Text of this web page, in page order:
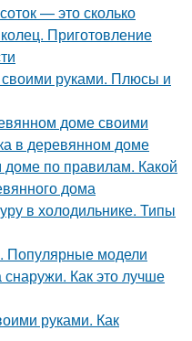
— это сколько
Приготовление
руками. Плюсы и
доме своими
в деревянном доме
по правилам. Какой
дома
в холодильнике. Типы
Популярные модели
Как это лучше
руками. Как